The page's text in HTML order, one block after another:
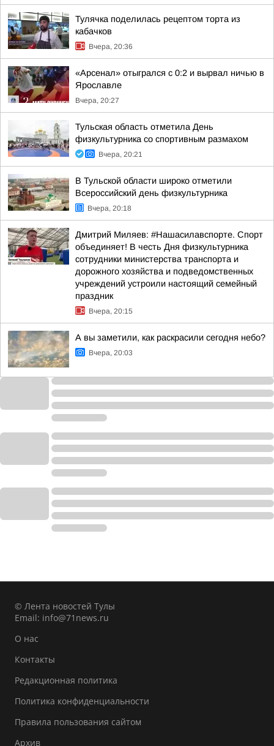
Тулячка поделилась рецептом торта из
кабачков
Вчера, 20:36
«Арсенал» отыгрался с 0:2 и вырвал ничью в
Ярославле
Вчера, 20:27
Тульская область отметила День
физкультурника со спортивным размахом
Вчера, 20:21
В Тульской области широко отметили
Всероссийский день физкультурника
Вчера, 20:18
Дмитрий Миляев: #Нашасилавспорте. Спорт
объединяет! В честь Дня физкультурника
сотрудники министерства транспорта и
дорожного хозяйства и подведомственных
учреждений устроили настоящий семейный
праздник
Вчера, 20:15
А вы заметили, как раскрасили сегодня небо?
Вчера, 20:03
© Лента новостей Тулы
Email: info@71news.ru
О нас
Контакты
Редакционная политика
Политика конфиденциальности
Правила пользования сайтом
Архив